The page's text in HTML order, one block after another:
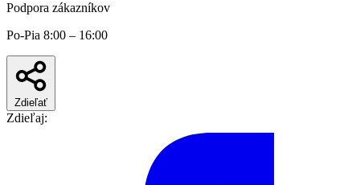
Podpora zákazníkov
Po-Pia 8:00 – 16:00
Zdieľať
Zdieľaj: